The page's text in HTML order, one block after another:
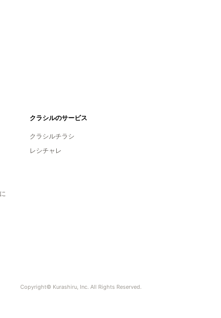
クラシルのサービス
クラシルチラシ
レシチャレ
Copyright© Kurashiru, Inc. All Rights Reserved.